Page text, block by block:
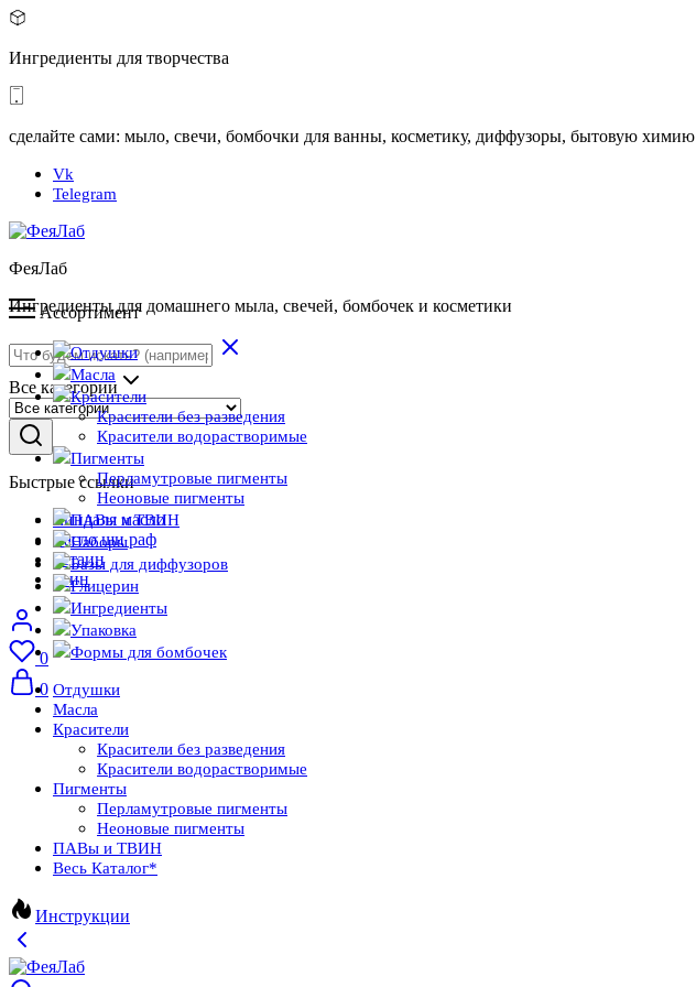
Ингредиенты для творчества
сделайте сами: мыло, свечи, бомбочки для ванны, косметику, диффузоры, бытовую химию
Vk
Telegram
ФеяЛаб
Ингредиенты для домашнего мыла, свечей, бомбочек и косметики
Все категории
Быстрые ссылки
миндаля масло
масло ши раф
бетаин
твин
0
0
Ассортимент
Отдушки
Масла
Красители
Красители без разведения
Красители водорастворимые
Пигменты
Перламутровые пигменты
Неоновые пигменты
ПАВы и ТВИН
Наборы
Базы для диффузоров
Глицерин
Ингредиенты
Упаковка
Формы для бомбочек
Отдушки
Масла
Красители
Красители без разведения
Красители водорастворимые
Пигменты
Перламутровые пигменты
Неоновые пигменты
ПАВы и ТВИН
Весь Каталог*
Инструкции